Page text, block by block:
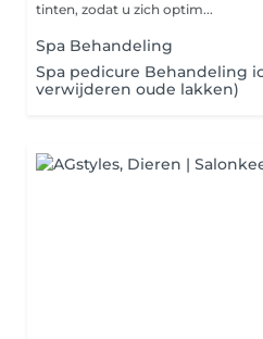
tinten, zodat u zich optim...
Spa Behandeling
Spa pedicure Behandeling
verwijderen oude lakken)